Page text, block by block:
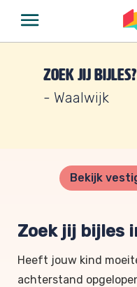
Zoek jij bijles?
- Waalwijk
Bekijk
Zoek jij bijles
Heeft jouw kind
achterstand